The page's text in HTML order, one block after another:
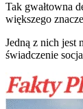
Tak gwałtowna
większego
Jedną z nich jest
świadczenie